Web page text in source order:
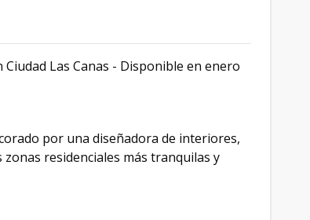
Las Canas - Disponible en enero
por una diseñadora de interiores,
zonas residenciales más tranquilas y